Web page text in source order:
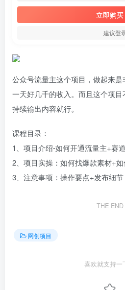
立即购买
建议登
公众号流量主这个项目，做起来
一天好几千的收入。而且这个项
持续输出内容就行。
课程目录：
1、项目介绍-如何开通流量主+
2、项目实操：如何找爆款素材
3、注意事项：操作要点+发布细节
THE END
网创项目
喜欢就支持一